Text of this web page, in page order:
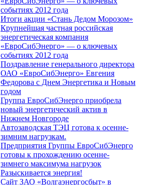
событиях 2012 года
Итоги акции «Стань Дедом Морозом»
Крупнейшая частная российская
энергетическая компания
«ЕвроСибЭнерго» — о ключевых
событиях 2012 года
Поздравление генерального директора
ОАО «ЕвроСибЭнерго» Евгения
Федорова с Днем Энергетика и Новым
годом
Группа ЕвроСибЭнерго приобрела
новый энергетический актив в
Нижнем Новгороде
Автозаводская ТЭЦ готова к осенне-
зимним нагрузкам.
Предприятия Группы ЕвроСибЭнерго
готовы к прохождению осенне-
зимнего максимума нагрузок
Разыскивается энергия!
Сайт ЗАО «Волгаэнергосбыт» в